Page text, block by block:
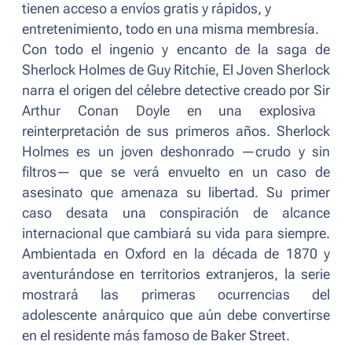
tienen acceso a envíos gratis y rápidos, y
entretenimiento, todo en una misma membresía.
Con todo el ingenio y encanto de la saga de
Sherlock Holmes de Guy Ritchie, El Joven Sherlock
narra el origen del célebre detective creado por Sir
Arthur Conan Doyle en una explosiva
reinterpretación de sus primeros años. Sherlock
Holmes es un joven deshonrado —crudo y sin
filtros— que se verá envuelto en un caso de
asesinato que amenaza su libertad. Su primer
caso desata una conspiración de alcance
internacional que cambiará su vida para siempre.
Ambientada en Oxford en la década de 1870 y
aventurándose en territorios extranjeros, la serie
mostrará las primeras ocurrencias del
adolescente anárquico que aún debe convertirse
en el residente más famoso de Baker Street.